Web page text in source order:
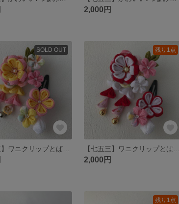
2,000円
SOLD OUT
【七五三】ワニクリップとぱっちん留めのかわいいつまみ細工髪飾り♪ 2点セット（ピンク・きいろ）
残り1点
【七五三】ワニクリップとぱっちん留めのかわいいつまみ細工髪飾り♪ 2点セット（赤・白）
2,000円
残り1点